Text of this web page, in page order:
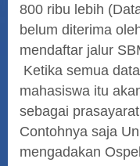
800 ribu lebih
belum diterima
mendaftar jalur
Ketika semua
mahasiswa itu
sebagai
Contohnya saja
mengadakan